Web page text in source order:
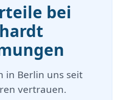
bei
in Berlin uns seit
vertrauen.